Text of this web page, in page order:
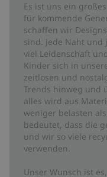
Es ist uns ein
für kommende
schaffen wir
sind. Jede Naht
viel Leidenschaft
Kinder sich in
zeitlosen und
Trends hinweg und
alles wird aus
weniger belasten
bedeutet, dass die
und wir so viele
verwenden.
Unser Wunsch ist